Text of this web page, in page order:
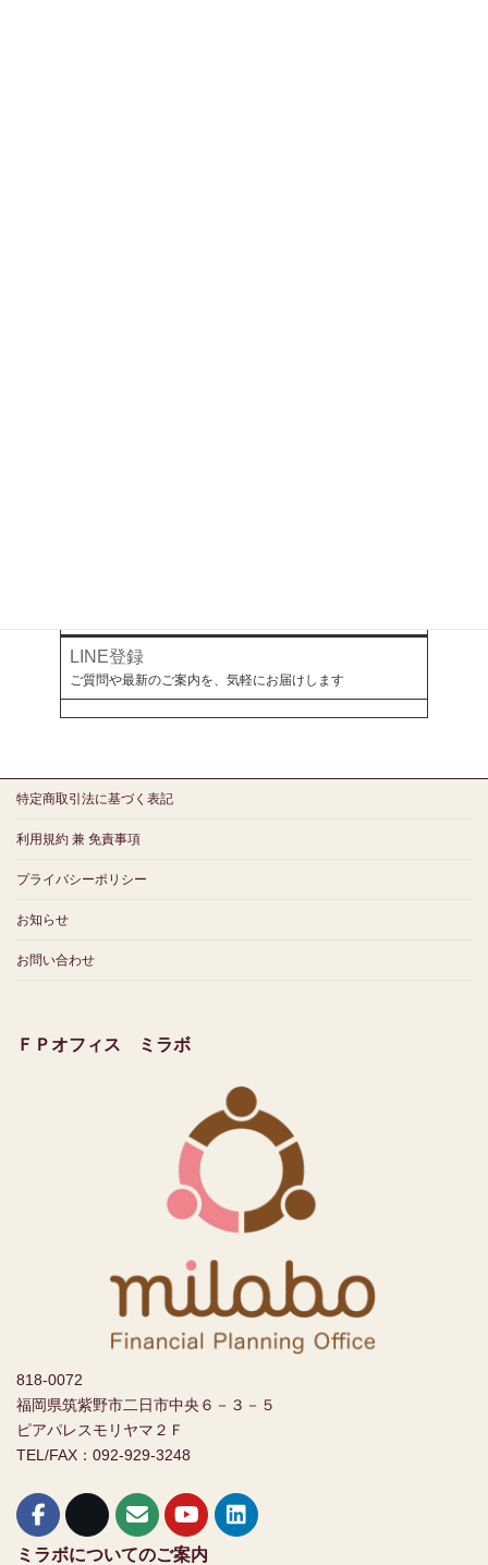
LINE登録
ご質問や最新のご案内を、気軽にお届けします
特定商取引法に基づく表記
利用規約 兼 免責事項
プライバシーポリシー
お知らせ
お問い合わせ
ＦＰオフィス ミラボ
818-0072
福岡県筑紫野市二日市中央６－３－５
ピアパレスモリヤマ２Ｆ
TEL/FAX：092-929-3248
ミラボについてのご案内